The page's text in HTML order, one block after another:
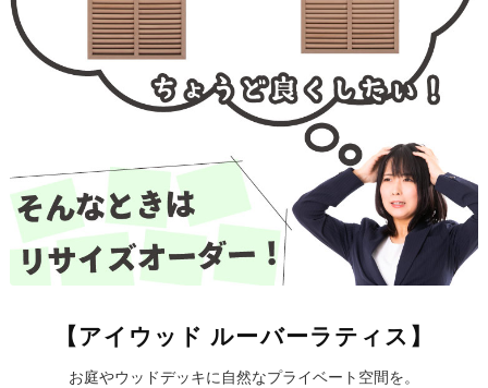
【アイウッド ルーバーラティス】
お庭やウッドデッキに自然なプライベート空間を。